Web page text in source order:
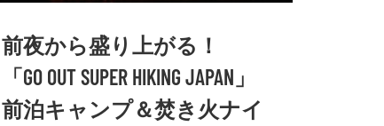
前夜から盛り上がる！
「GO OUT SUPER HIKING JAPAN」
前泊キャンプ＆焚き火ナイ